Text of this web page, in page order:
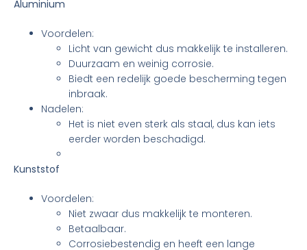
Aluminium
Voordelen:
Licht van gewicht dus makkelijk te installeren.
Duurzaam en weinig corrosie.
Biedt een redelijk goede bescherming tegen
inbraak.
Nadelen:
Het is niet even sterk als staal, dus kan iets
eerder worden beschadigd.
Kunststof
Voordelen:
Niet zwaar dus makkelijk te monteren.
Betaalbaar.
Corrosiebestendig en heeft een lange